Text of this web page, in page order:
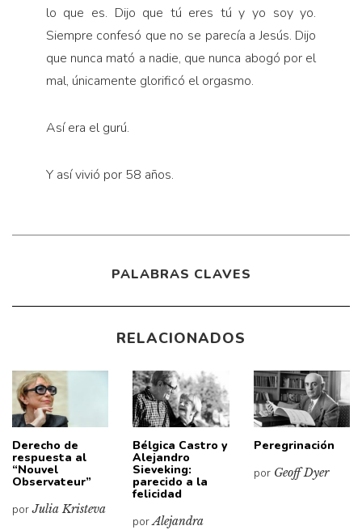
lo que es. Dijo que tú eres tú y yo soy yo.
Siempre confesó que no se parecía a Jesús. Dijo
que nunca mató a nadie, que nunca abogó por el
mal, únicamente glorificó el orgasmo.
Así era el gurú.
Y así vivió por 58 años.
PALABRAS CLAVES
RELACIONADOS
Derecho de
respuesta al
“Nouvel
Observateur”
porJulia Kristeva
Bélgica Castro y
Alejandro
Sieveking:
parecido a la
felicidad
porAlejandra
Peregrinación
por Geoff Dyer